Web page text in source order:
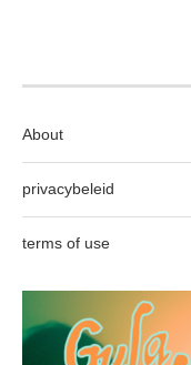
About
privacybeleid
terms of use